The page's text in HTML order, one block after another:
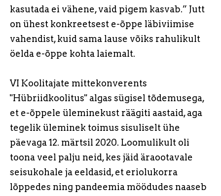
kasutada ei vähene, vaid pigem kasvab.” Jutt
on ühest konkreetsest e-õppe läbiviimise
vahendist, kuid sama lause võiks rahulikult
öelda e-õppe kohta laiemalt.
VI Koolitajate mittekonverents
"Hübriidkoolitus" algas sügisel tõdemusega,
et e-õppele üleminekust räägiti aastaid, aga
tegelik üleminek toimus sisuliselt ühe
päevaga 12. märtsil 2020. Loomulikult oli
toona veel palju neid, kes jäid äraootavale
seisukohale ja eeldasid, et eriolukorra
lõppedes ning pandeemia möödudes naaseb